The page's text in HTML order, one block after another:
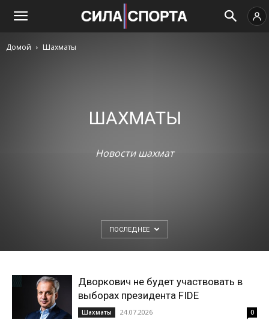
Домой Шахматы
ШАХМАТЫ
Новости шахмат
ПОСЛЕДНЕЕ
Дворкович не будет участвовать в
выборах президента FIDE
Шахматы 24.07.2026 0